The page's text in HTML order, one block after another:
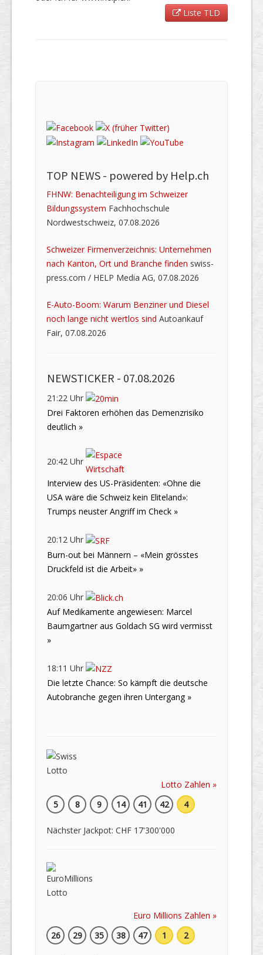
Liste TLD
TOP NEWS - powered by Help.ch
FHNW: Benachteiligung im Schweizer
Bildungssystem Fachhochschule
Nordwestschweiz, 07.08.2026
Schweizer Firmenverzeichnis: Unternehmen
nach Kanton, Ort und Branche finden swiss-
press.com / HELP Media AG, 07.08.2026
E-Auto-Boom: Warum Benziner und Diesel
noch lange nicht wertlos sind Autoankauf
Fair, 07.08.2026
NEWSTICKER - 07.08.2026
21:22 Uhr
Drei Faktoren erhöhen das Demenzrisiko
deutlich »
20:42 Uhr
Interview des US-Präsidenten: «Ohne die
USA wäre die Schweiz kein Eliteland»:
Trumps neuster Angriff im Check »
20:12 Uhr
Burn-out bei Männern – «Mein grösstes
Druckfeld ist die Arbeit» »
20:06 Uhr
Auf Medikamente angewiesen: Marcel
Baumgartner aus Goldach SG wird vermisst
»
18:11 Uhr
Die letzte Chance: So kämpft die deutsche
Autobranche gegen ihren Untergang »
Lotto Zahlen »
5
8 9 14 41 42 4
Nächster Jackpot: CHF 17'300'000
Euro Millions Zahlen »
26
29 35 38 47 1 2